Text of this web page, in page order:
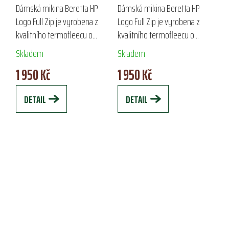
FULL ZIP
Dámská mikina Beretta HP
Logo Full Zip je vyrobena z
kvalitního termofleecu o
gramáži 190 g/m2, který
poskytuje vynikající tepelný
komfort. Ideální jako
termoizolační vrstva pro...
Skladem
1 950 Kč
DETAIL
FULL ZIP
Dámská mikina Beretta HP
Logo Full Zip je vyrobena z
kvalitního termofleecu o
gramáži 190 g/m2, což
zaručuje vynikající tepelný
komfort. Díky zipovému
zapínání a elastickým...
Skladem
1 950 Kč
DETAIL